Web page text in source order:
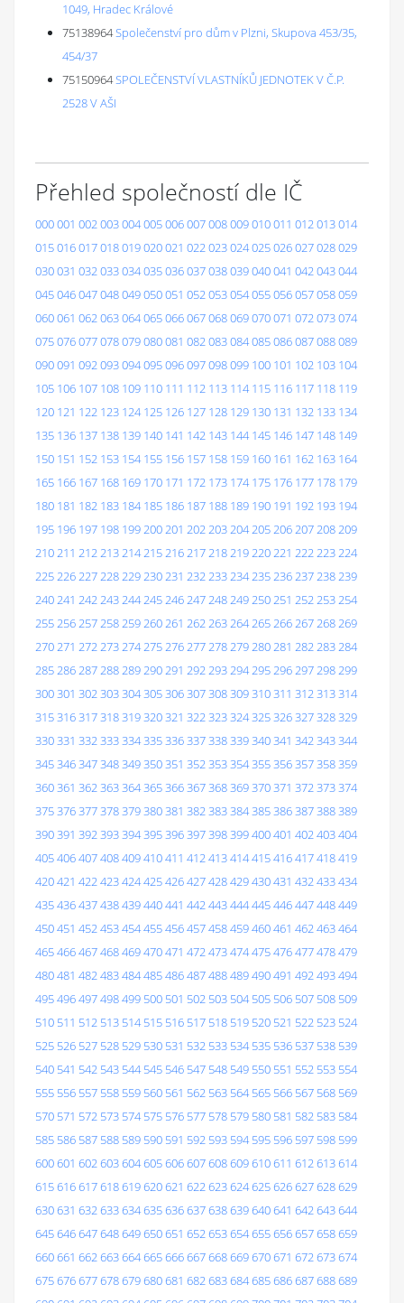
1049, Hradec Králové
75138964Společenství pro dům v Plzni, Skupova 453/35,
454/37
75150964SPOLEČENSTVÍ VLASTNÍKŮ JEDNOTEK V Č.P.
2528 V AŠI
Přehled společností dle IČ
000001 002003004005006007008009010011 012013014
015016017018019020021 022023024025026027028029
030031 032033034035036037038039040041 042043044
045046047048049050051 052053054055056057058059
060061 062063064065066067068069070071 072073074
075076077078079080081 082083084085086087088089
090091 092093094095096097098099 100 101 102 103 104
105 106 107 108 109 110 111 112 113 114 115 116 117 118 119
120 121 122 123 124 125 126 127 128 129 130 131 132 133 134
135 136 137 138 139 140 141 142 143 144 145 146 147 148 149
150 151 152 153 154 155 156 157 158 159 160 161 162 163 164
165 166 167 168 169 170 171 172 173 174 175 176 177 178 179
180 181 182 183 184 185 186 187 188 189 190 191 192 193 194
195 196 197 198 199200201 202203204205206207208209
210211 212213214215216217218219220221 222223224
225226227228229230231 232233234235236237238239
240241 242243244245246247248249250251 252253254
255256257258259260261 262263264265266267268269
270271 272273274275276277278279280281 282283284
285286287288289290291 292293294295296297298299
300301 302303304305306307308309310311 312313314
315316317318319320321 322323324325326327328329
330331 332333334335336337338339340341 342343344
345346347348349350351 352353354355356357358359
360361 362363364365366367368369370371 372373374
375376377378379380381 382383384385386387388389
390391 392393394395396397398399400401 402403404
405406407408409410411 412413414415416417418419
420421 422423424425426427428429430431 432433434
435436437438439440441 442443444445446447448449
450451 452453454455456457458459460461 462463464
465466467468469470471 472473474475476477478479
480481 482483484485486487488489490491 492493494
495496497498499 500 501 502 503 504 505 506 507 508 509
510 511 512 513 514 515 516 517 518 519 520 521 522 523 524
525 526 527 528 529 530 531 532 533 534 535 536 537 538 539
540 541 542 543 544 545 546 547 548 549 550 551 552 553 554
555 556 557 558 559 560 561 562 563 564 565 566 567 568 569
570 571 572 573 574 575 576 577 578 579 580 581 582 583 584
585 586 587 588 589 590 591 592 593 594 595 596 597 598 599
600601 602603604605606607608609610611 612613614
615616617618619620621 622623624625626627628629
630631 632633634635636637638639640641 642643644
645646647648649650651 652653654655656657658659
660661 662663664665666667668669670671 672673674
675676677678679680681 682683684685686687688689